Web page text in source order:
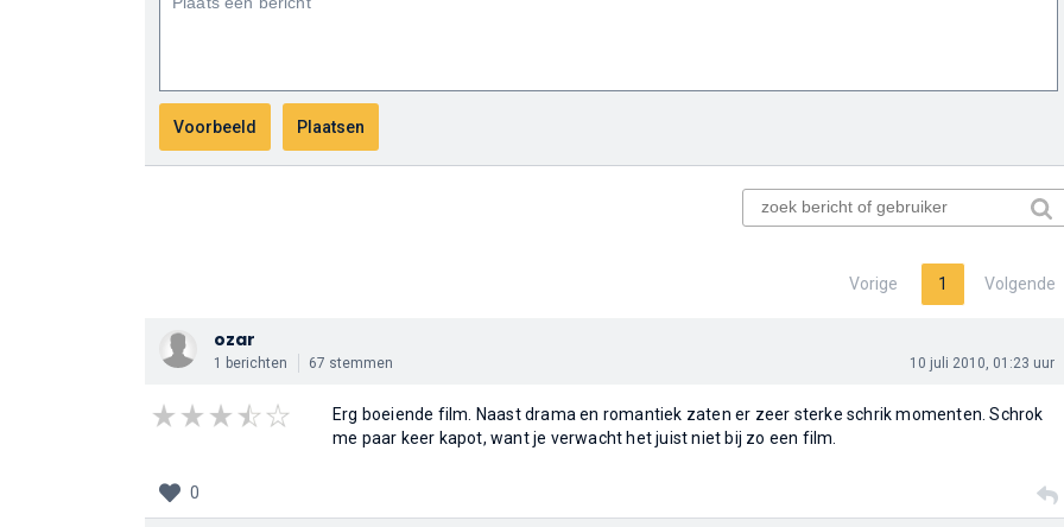
Vorige 1 Volgende
ozar
1 berichten 67 stemmen 10 juli 2010, 01:23 uur
Erg boeiende film. Naast drama en romantiek zaten er zeer sterke schrik momenten. Schrok
me paar keer kapot, want je verwacht het juist niet bij zo een film.
0